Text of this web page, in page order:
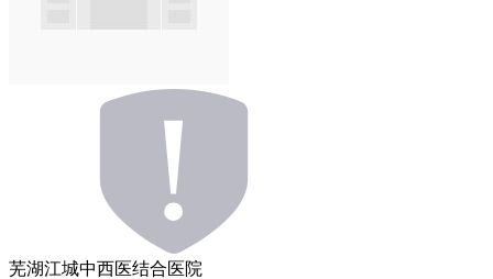
芜湖江城中西医结合医院